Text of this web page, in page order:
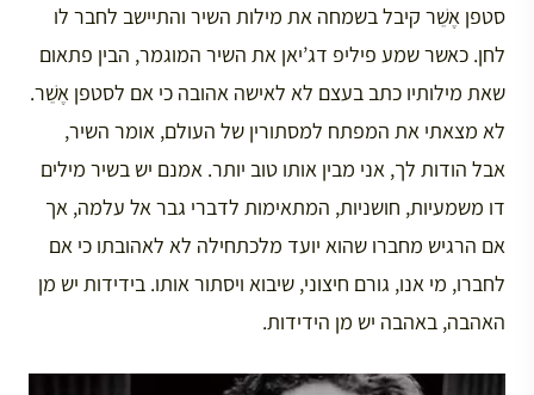
סטפן אֶשֵׁר קיבל בשמחה את מילות השיר והתיישב לחבר לו
לחן. כאשר שמע פיליפ דג’יאן את השיר המוגמר, הבין פתאום
שאת מילותיו כתב בעצם לא לאישה אהובה כי אם לסטפן אֶשֵׁר.
לא מצאתי את המפתח למסתורין של העולם, אומר השיר,
אבל הודות לך, אני מבין אותו טוב יותר. אמנם יש בשיר מילים
דו משמעיות, חושניות, המתאימות לדברי גבר אל עלמה, אך
אם הרגיש מחברו שהוא יועד מלכתחילה לא לאהובתו כי אם
לחברו, מי אנו, גורם חיצוני, שיבוא ויסתור אותו. בידידות יש מן
האהבה, באהבה יש מן הידידות.